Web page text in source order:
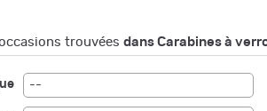
trouvées dans Carabines à
--